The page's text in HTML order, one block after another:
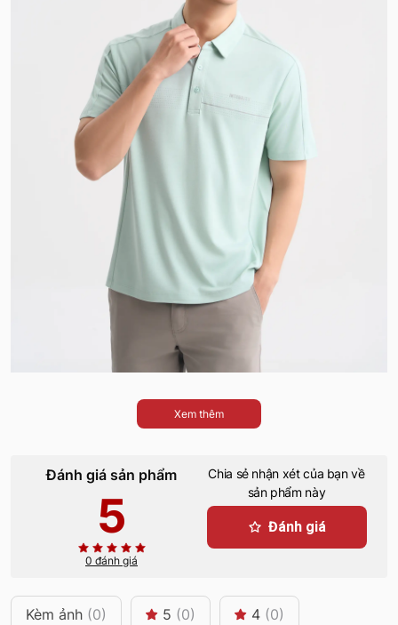
Xem thêm
Đánh giá sản phẩm
5
0 đánh giá
Chia sẻ nhận xét của bạn về
sản phẩm này
Đánh giá
Kèm ảnh (0) 5 (0) 4 (0)